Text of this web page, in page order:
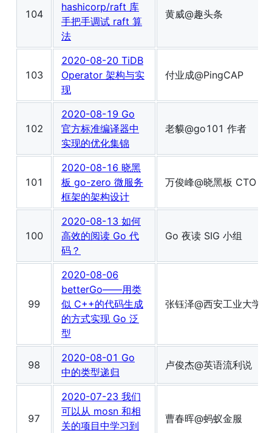
104
hashicorp/raft 库
手把手调试 raft 算
法
黄威@趣头条
103
2020-08-20 TiDB
Operator 架构与实
现
付业成@PingCAP
102
2020-08-19 Go
官方标准编译器中
实现的优化集锦
老貘@go101 作者
101
2020-08-16 晓黑
板 go-zero 微服务
框架的架构设计
万俊峰@晓黑板 CTO
100
2020-08-13 如何
高效的阅读 Go 代
码？
Go 夜读 SIG 小组
99
2020-08-06
betterGo——用类
似 C++的代码生成
的方式实现 Go 泛
型
张钰泽@西安工业大学
98
2020-08-01 Go
中的类型递归
卢俊杰@英语流利说
97
2020-07-23 我们
可以从 mosn 和相
关的项目中学习到
曹春晖@蚂蚁金服